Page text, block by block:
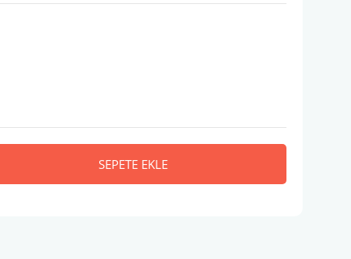
SEPETE EKLE